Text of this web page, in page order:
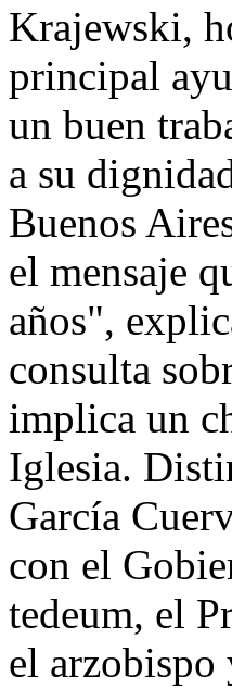
Krajewski,
principal
un buen
a su
Buenos
el mensaje
años",
consulta
implica un
Iglesia.
García
con el
tedeum, el
el arzobispo